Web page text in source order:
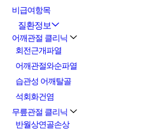
비급여항목
질환정보
어깨관절 클리닉
회전근개파열
어깨관절와순파열
습관성 어깨탈골
석회화건염
무릎관절 클리닉
반월상연골손상